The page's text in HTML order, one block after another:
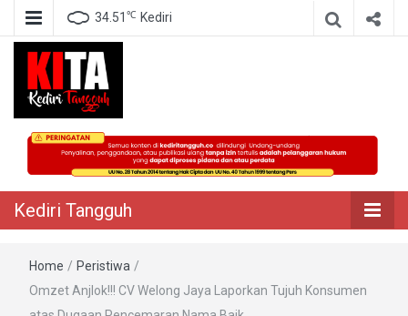
34.51 ℃ Kediri
Kediri Tangguh
Berita Akurat Terpercaya
Kediri Tangguh
Home / Peristiwa /
Omzet Anjlok!!! CV Welong Jaya Laporkan Tujuh Konsumen